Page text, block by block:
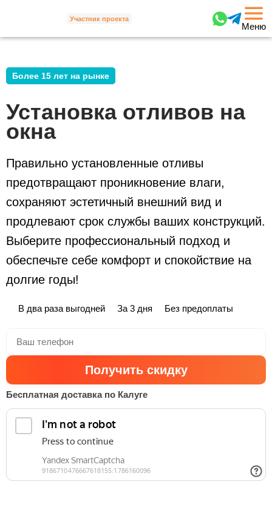
Участник проекта
Меню
Более 15 лет на рынке
Установка отливов на
окна
Правильно установленные отливы
предотвращают проникновение влаги,
сохраняют эстетичный внешний вид и
продлевают срок службы ваших конструкций.
Выберите профессиональный подход и
обеспечьте себе комфорт и спокойствие на
долгие годы!
В два раза выгодней За 3 дня Без предоплаты
Получить скидку
Бесплатная доставка по Калуге